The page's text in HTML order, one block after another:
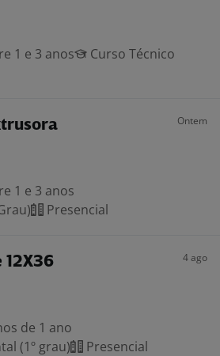
1 e 3 anos
Curso Técnico
Ontem
1 e 3 anos
Presencial
12X36 4 ago
de 1 ano
(1º grau)
Presencial